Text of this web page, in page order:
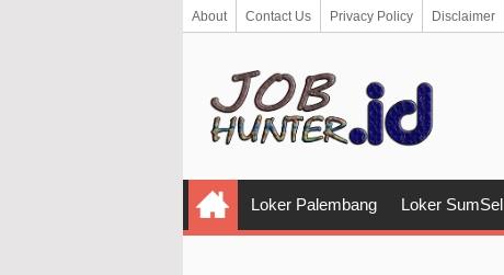
About Contact Us Privacy Policy Disclaimer
Loker Palembang Loker SumSel